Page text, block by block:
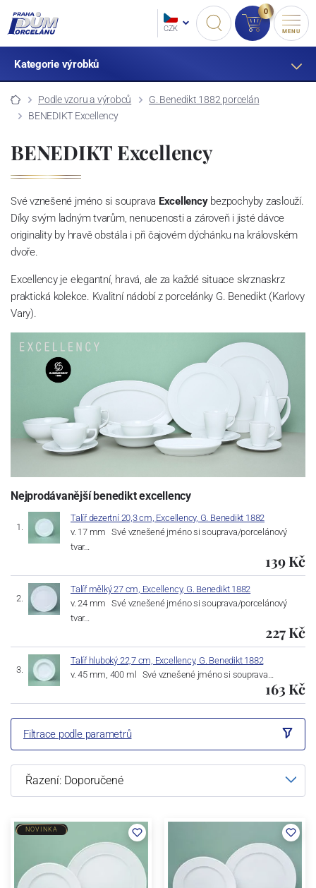
CZK
0
MENU
Kategorie výrobků
Podle vzoru a výrobců
G. Benedikt 1882 porcelán
BENEDIKT Excellency
BENEDIKT Excellency
Své vznešené jméno si souprava Excellencybezpochyby zaslouží.
Díky svým ladným tvarům, nenucenosti a zároveň i jisté dávce
originality by hravě obstála i při čajovém dýchánku na královském
dvoře.
Excellency je elegantní, hravá, ale za každé situace skrznaskrz
praktická kolekce. Kvalitní nádobí z porcelánky G. Benedikt (Karlovy
Vary).
Nejprodávanější benedikt excellency
Talíř dezertní 20,3 cm, Excellency, G. Benedikt 1882
v. 17 mm Své vznešené jméno si souprava/porcelánový
tvar…
139 Kč
Talíř mělký 27 cm, Excellency, G. Benedikt 1882
v. 24 mm Své vznešené jméno si souprava/porcelánový
tvar…
227 Kč
Talíř hluboký 22,7 cm, Excellency, G. Benedikt 1882
v. 45 mm, 400 ml Své vznešené jméno si souprava…
163 Kč
Filtrace podle parametrů
NOVINKA